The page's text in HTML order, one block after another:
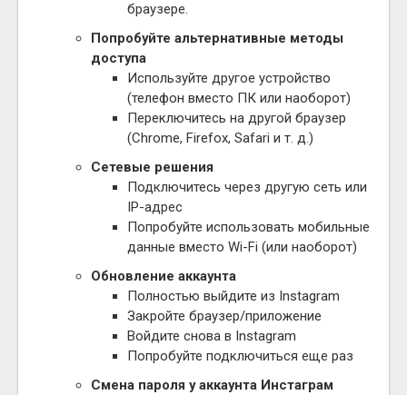
браузере.
Попробуйте альтернативные методы
доступа
Используйте другое устройство
(телефон вместо ПК или наоборот)
Переключитесь на другой браузер
(Chrome, Firefox, Safari и т. д.)
Сетевые решения
Подключитесь через другую сеть или
IP-адрес
Попробуйте использовать мобильные
данные вместо Wi-Fi (или наоборот)
Обновление аккаунта
Полностью выйдите из Instagram
Закройте браузер/приложение
Войдите снова в Instagram
Попробуйте подключиться еще раз
Смена пароля у аккаунта Инстаграм